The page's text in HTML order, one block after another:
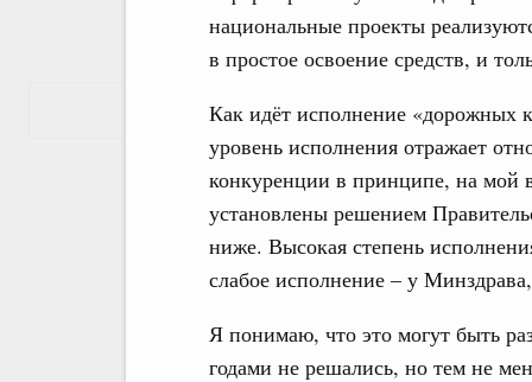
национальные проекты
в простое освоение средств, и
Как идёт исполнение «дорожных
уровень исполнения отражает
конкуренции в принципе, на мой
установлены решением
ниже. Высокая степень
слабое исполнение – у
Я понимаю, что это могут быть
годами не решались, но тем не
Показать еще